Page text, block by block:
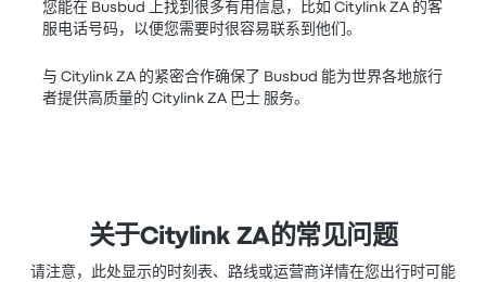
您能在 Busbud 上找到很多有用信息，比如 Citylink ZA 的客
服电话号码，以便您需要时很容易联系到他们。
与 Citylink ZA 的紧密合作确保了 Busbud 能为世界各地旅行
者提供高质量的 Citylink ZA 巴士 服务。
关于Citylink ZA的常见问题
请注意，此处显示的时刻表、路线或运营商详情在您出行时可能